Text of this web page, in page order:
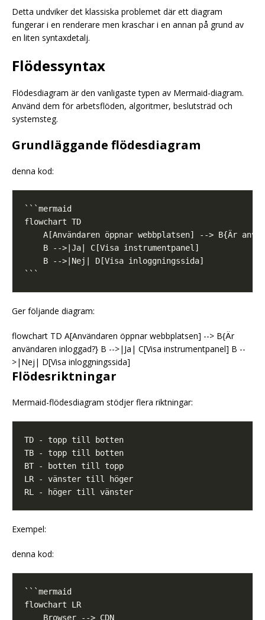
Detta undviker det klassiska problemet där ett diagram
fungerar i en renderare men kraschar i en annan på grund av
en liten syntaxdetalj.
Flödessyntax
Flödesdiagram är den vanligaste typen av Mermaid-diagram.
Använd dem för arbetsflöden, algoritmer, beslutsträd och
systemsteg.
Grundläggande flödesdiagram
denna kod:
Ger följande diagram:
flowchart TD A[Användaren öppnar webbplatsen] --> B{Är
användaren inloggad?} B -->|Ja| C[Visa instrumentpanel] B --
>|Nej| D[Visa inloggningssida]
Flödesriktningar
Mermaid-flödesdiagram stödjer flera riktningar:
Exempel:
denna kod: